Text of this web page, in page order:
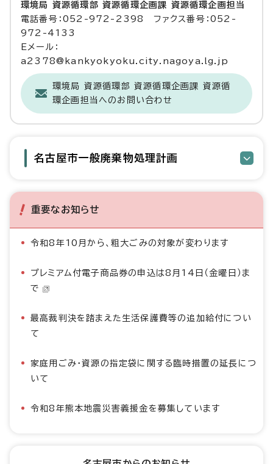
環境局 資源循環部 資源循環企画課 資源循環企画担当
電話番号：052-972-2398 ファクス番号：052-
972-4133
Eメール：
a2378@kankyokyoku.city.nagoya.lg.jp
環境局 資源循環部 資源循環企画課 資源循
環企画担当へのお問い合わせ
名古屋市一般廃棄物処理計画
重要なお知らせ
令和8年10月から、粗大ごみの対象が変わります
プレミアム付電子商品券の申込は8月14日（金曜日）ま
で
最高裁判決を踏まえた生活保護費等の追加給付につい
て
家庭用ごみ・資源の指定袋に関する臨時措置の延長につ
いて
令和8年熊本地震災害義援金を募集しています